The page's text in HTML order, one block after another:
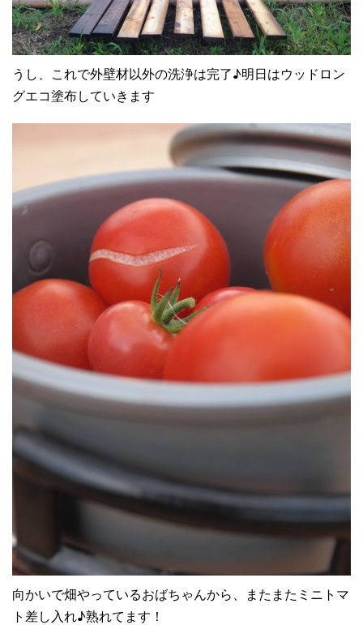
うし、これで外壁材以外の洗浄は完了♪明日はウッドロン
グエコ塗布していきます
向かいで畑やっているおばちゃんから、またまたミニトマ
ト差し入れ♪熟れてます！